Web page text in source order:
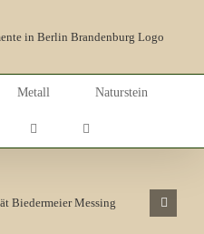
Metall Naturstein